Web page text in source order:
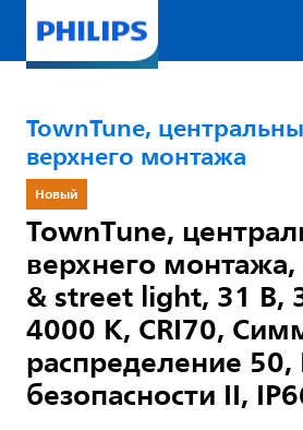
TownTune,
верхнего монтажа
Новый
TownTune,
верхнего
& street light, 31 В,
4000 K, CRI70,
распределение 50,
безопасности II,